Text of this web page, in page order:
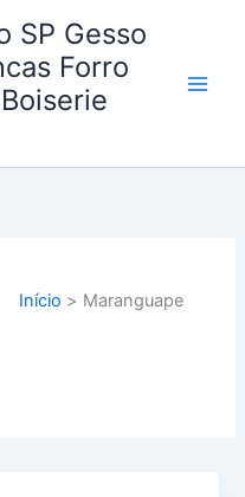
SP Gesso
Forro
Início Maranguape